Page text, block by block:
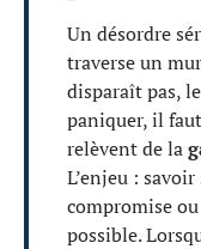
Un désordre
traverse un
disparaît pas,
paniquer, il
relèvent de la
L’enjeu :
compromise
possible.